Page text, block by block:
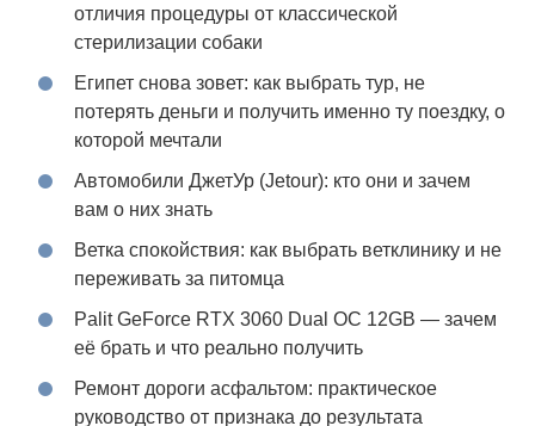
отличия процедуры от классической
стерилизации собаки
Египет снова зовет: как выбрать тур, не
потерять деньги и получить именно ту поездку, о
которой мечтали
Автомобили ДжетУр (Jetour): кто они и зачем
вам о них знать
Ветка спокойствия: как выбрать ветклинику и не
переживать за питомца
Palit GeForce RTX 3060 Dual OC 12GB — зачем
её брать и что реально получить
Ремонт дороги асфальтом: практическое
руководство от признака до результата